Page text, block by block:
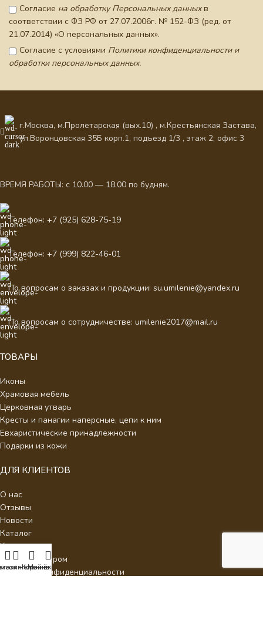
Согласие на обработку Персональных данныхв
соответствии с ФЗ РФ от 27.07.2006г. № 152-ФЗ (ред. от
21.07.2014) «О персональных данных».
Согласие с условиями Политики конфиденциальности и
обработки персональных данных.
г.Москва, м.Пролетарская (вых.10) , м.Крестьянская Застава,
ул.Воронцовская 35Б корп.1, подъезд 1/3 , этаж 2, офис 3
ВРЕМЯ РАБОТЫ: с 10.00 — 18.00 по будням.
Телефон: +7 (925) 628-75-19
Телефон: +7 (999) 822-46-01
По вопросам о заказах и продукции: su.umilenie@yandex.ru
По вопросам о сотрудничестве: umilenie2017@mail.ru
ТОВАРЫ
Иконы
Храмовая мебель
Церковная утварь
Кресты и панагии наперсные, цепи к ним
Евхаристические принадлежности
Подарки из кожи
ДЛЯ КЛИЕНТОВ
О нас
Отзывы
Новости
Каталог
Контакты
Стать партнером
Политика конфиденциальности
желаний
Корзина
Мой аккаунт